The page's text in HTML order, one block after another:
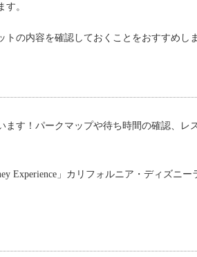
。
の内容を確認しておくことをおすすめしま
す！パークマップや待ち時間の確認、
Experience」カリフォルニア・ディズニー